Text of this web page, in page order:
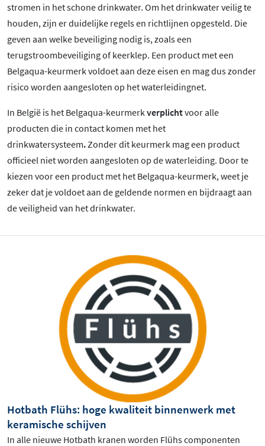
stromen in het schone drinkwater. Om het drinkwater veilig te
houden, zijn er duidelijke regels en richtlijnen opgesteld. Die
geven aan welke beveiliging nodig is, zoals een
terugstroombeveiliging of keerklep. Een product met een
Belgaqua-keurmerk voldoet aan deze eisen en mag dus zonder
risico worden aangesloten op het waterleidingnet.
In België is het Belgaqua-keurmerkverplichtvoor alle
producten die in contact komen met het
drinkwatersysteem. Zonder dit keurmerk mag een product
officieel niet worden aangesloten op de waterleiding. Door te
kiezen voor een product met het Belgaqua-keurmerk, weet je
zeker dat je voldoet aan de geldende normen en bijdraagt aan
de veiligheid van het drinkwater.
Hotbath Flühs: hoge kwaliteit binnenwerk met
keramische schijven
In alle nieuwe Hotbath kranen worden Flühs componenten